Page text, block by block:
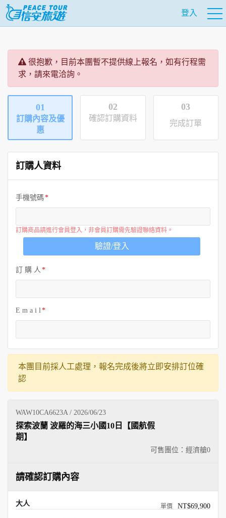
登入
很抱歉，目前本團暫不提供線上報名，如有行程需
求，請來電洽詢。
01
訂購內容及優
惠
02
確認訂購資料
03
完成訂單
訂購人資料
手機號碼
訂購商品請進行會員登入，非會員訂購需先驗證聯絡資料。
驗證/登入
訂 購 人
E m a i l
本團目前採人工處理，報名完成後將立即安排訂位確
認
WAW10CA6623A / 2026/06/23
可售團位：經濟艙0
探索波蘭 波羅的海三小國10日【國航假
期】
請確認訂購內容
大人 NT$69,900